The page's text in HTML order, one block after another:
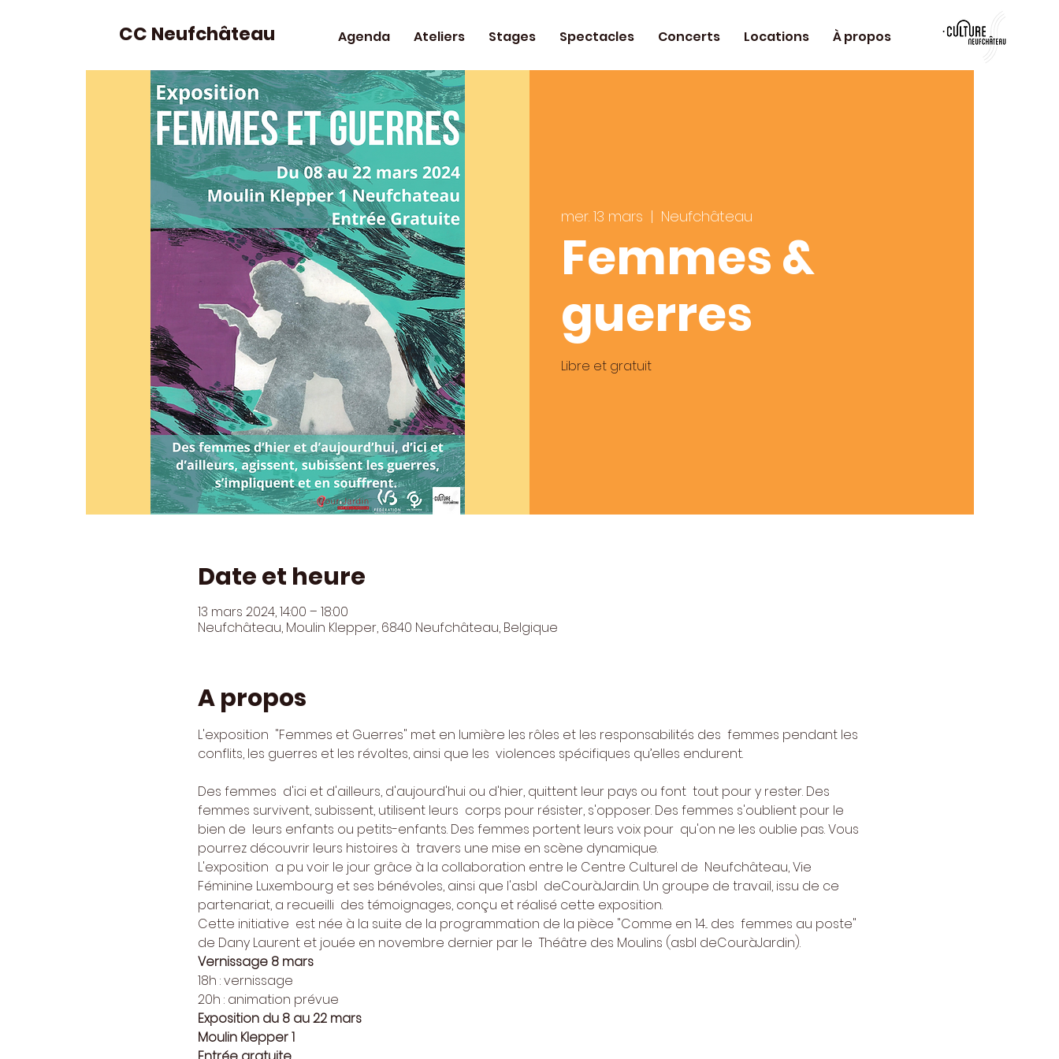
CC Neufchâteau Agenda Ateliers Stages Spectacles Concerts Locations À propos
mer. 13 mars
  |
Neufchâteau
Femmes &
guerres
Libre et gratuit
Date et heure
13 mars 2024, 14:00 – 18:00
Neufchâteau, Moulin Klepper, 6840 Neufchâteau, Belgique
A propos
L'exposition  "Femmes et Guerres" met en lumière les rôles et les responsabilités des  femmes pendant les
conflits, les guerres et les révoltes, ainsi que les  violences spécifiques qu’elles endurent.
Des femmes  d'ici et d'ailleurs, d'aujourd'hui ou d'hier, quittent leur pays ou font  tout pour y rester. Des
femmes survivent, subissent, utilisent leurs  corps pour résister, s'opposer. Des femmes s'oublient pour le
bien de  leurs enfants ou petits-enfants. Des femmes portent leurs voix pour  qu'on ne les oublie pas. Vous
pourrez découvrir leurs histoires à  travers une mise en scène dynamique.
L'exposition  a pu voir le jour grâce à la collaboration entre le Centre Culturel de  Neufchâteau, Vie
Féminine Luxembourg et ses bénévoles, ainsi que l'asbl  deCouràJardin. Un groupe de travail, issu de ce
partenariat, a recueilli  des témoignages, conçu et réalisé cette exposition.
Cette initiative  est née à la suite de la programmation de la pièce "Comme en 14... des  femmes au poste"
de Dany Laurent et jouée en novembre dernier par le  Théâtre des Moulins (asbl deCouràJardin).
Vernissage 8 mars
18h : vernissage
20h : animation prévue
Exposition du 8 au 22 mars
Moulin Klepper 1